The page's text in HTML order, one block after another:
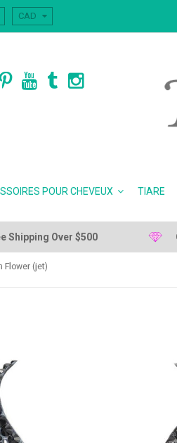
CAD
POUR CHEVEUX TIARE
Shipping Over $500
Flower (jet)